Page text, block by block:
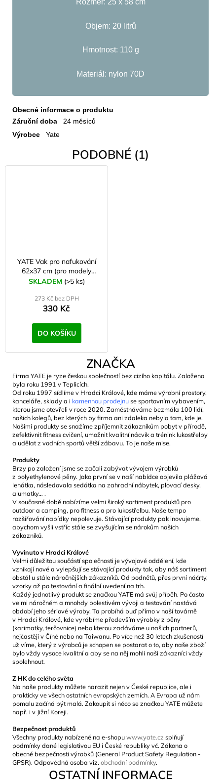
Rozměr: 25 x 58 cm
Objem: 20 litrů
Hmotnost: 110 g
Materiál: nylon 70D
Obecné informace o produktu
Záruční doba
24 měsíců
Výrobce
Yate
PODOBNÉ (1)
YATE Vak pro nafukování
62x37 cm (pro modely
Scout, Ultralight)
SKLADEM (>5 ks)
273 Kč bez DPH
330 Kč
DO KOŠÍKU
ZNAČKA
Firma YATE je ryze českou společností bez cizího kapitálu. Založena
byla roku 1991 v Teplicích.
Od roku 1997 sídlíme v Hradci Králové, kde máme výrobní prostory,
kanceláře, sklady a i kamennou prodejnuse sportovním vybavením,
kterou jsme otevřeli v roce 2020. Zaměstnáváme bezmála 100 lidí,
našich kolegů, bez kterých by firma ani zdaleka nebyla tam, kde je.
Našimi produkty se snažíme zpříjemnit zákazníkům pobyt v přírodě,
zefektivnit fitness cvičení, umožnit kvalitní nácvik a trénink lukostřelby
a udělat z vodních sportů větší zábavu. To je naše mise.
Produkty
Brzy po založení jsme se začali zabývat vývojem výrobků
z polyethylenové pěny. Jako první se v naší nabídce objevila plážová
lehátka, následovala sedátka na zahradní nábytek, plovací desky,
alumatky… .
V současné době nabízíme velmi široký sortiment produktů pro
outdoor a camping, pro fitness a pro lukostřelbu. Naše tempo
rozšiřování nabídky nepolevuje. Stávající produkty pak inovujeme,
abychom vyšli vstříc stále se zvyšujícím se nárokům našich
zákazníků.
Vyvinuto v Hradci Králové
Velmi důležitou součástí společnosti je vývojové oddělení, kde
vznikají nové a vylepšují se stávající produkty tak, aby náš sortiment
obstál u stále náročnějších zákazníků. Od podnětů, přes první náčrty,
vzorky až po testování a finální uvedení na trh.
Každý jednotlivý produkt se značkou YATE má svůj příběh. Po často
velmi náročném a mnohdy bolestivém vývoji a testování nastává
období jeho sériové výroby. Ta probíhá buď přímo v naší továrně
v Hradci Králové, kde vyrábíme především výrobky z pěny
(karimatky, terčovnice) nebo kterou zadáváme u našich partnerů,
nejčastěji v Číně nebo na Taiwanu. Po více než 30 letech zkušeností
už víme, který z výrobců je schopen se postarat o to, aby naše zboží
bylo vždy vysoce kvalitní a aby se na něj mohli naši zákazníci vždy
spolehnout.
Z HK do celého světa
Na naše produkty můžete narazit nejen v České republice, ale i
prakticky ve všech ostatních evropských zemích. A Evropa už nám
pomalu začíná být malá. Zakoupit si něco se značkou YATE můžete
např. i v Jižní Koreji.
Bezpečnost produktů
Všechny produkty nabízené na e-shopuwww.yate.cz splňují
podmínky dané legislativou EU i České republiky vč. Zákona o
obecné bezpečnosti výrobků (General Product Safety Regulation -
GPSR). Odpovědná osoba viz. obchodní podmínky.
OSTATNÍ INFORMACE